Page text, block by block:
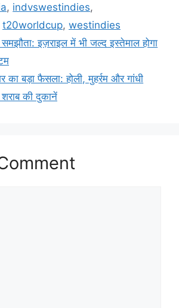
, indvswestindies,
t20worldcup, westindies
इज़राइल में भी जल्द इस्तेमाल होगा
का बड़ा फैसला: होली, मुहर्रम और गांधी
की दुकानें